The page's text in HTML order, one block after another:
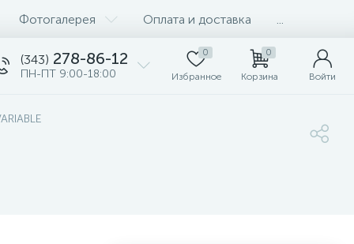
Фотогалерея Оплата и доставка
(343) 278-86-12
ПН-ПТ 9:00-18:00
0
Избранное
0
Корзина Войти